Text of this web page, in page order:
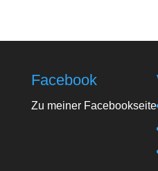
Facebook
Zu meiner Facebookseite